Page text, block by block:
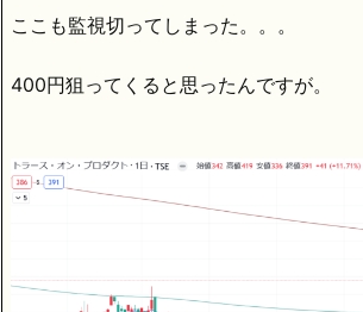
ここも監視切ってしまった。。。
400円狙ってくると思ったんですが。